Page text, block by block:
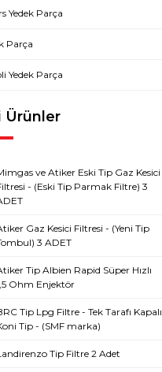
Yedek Parça
Parça
Yedek Parça
Ürünler
ve Atiker Eski Tip Gaz Kesici
- (Eski Tip Parmak Filtre) 3
Gaz Kesici Filtresi - (Yeni Tip
3 ADET
Tip Albien Rapid Süper Hızlı
Ohm Enjektör
Tip Lpg Filtre - Tek Tarafı Kapalı
Tip - (SMF marka)
Tip Filtre 2 Adet